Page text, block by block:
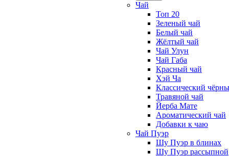
Чай
Топ 20
Зеленый чай
Белый чай
Жёлтый чай
Чай Улун
Чай Габа
Красный чай
Хэй Ча
Классический
Травяной чай
Йерба Мате
Ароматический чай
Добавки к чаю
Чай Пуэр
Шу Пуэр в блинах
Шу Пуэр рассыпной